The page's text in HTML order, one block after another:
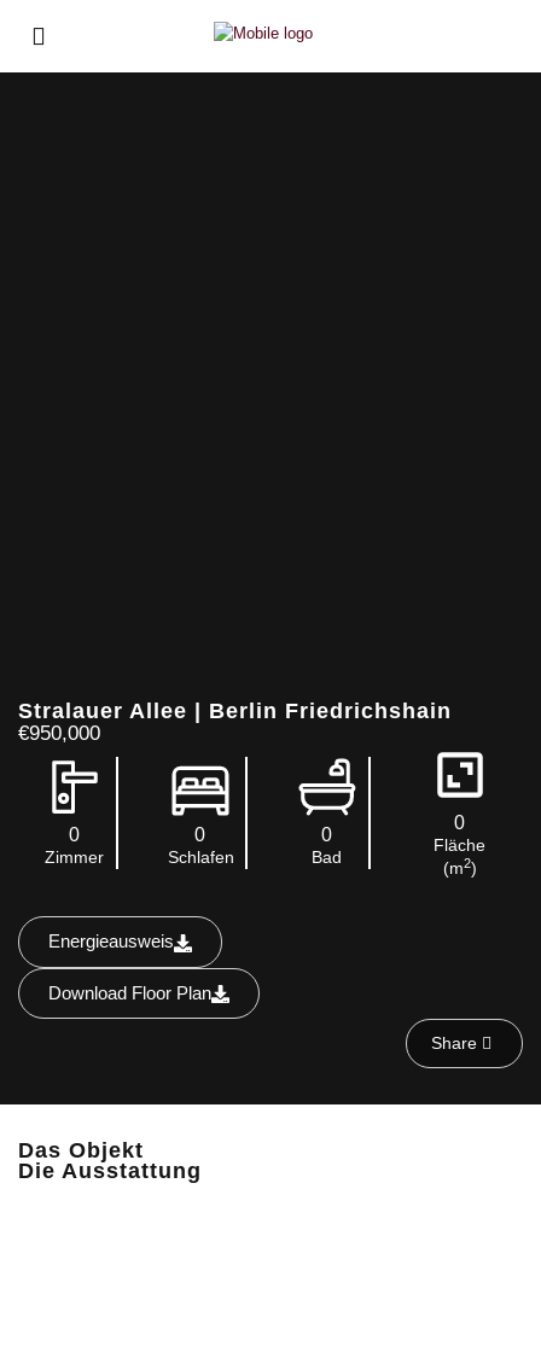
Stralauer Allee | Berlin Friedrichshain
€950,000
0
Zimmer
0
Schlafen
0
Bad
0
Fläche
(m2)
Energieausweis
Download Floor Plan
Das Objekt
Die Ausstattung